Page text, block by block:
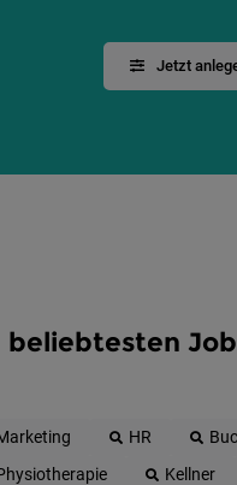
Jetzt
beliebtesten
HR
Kellner